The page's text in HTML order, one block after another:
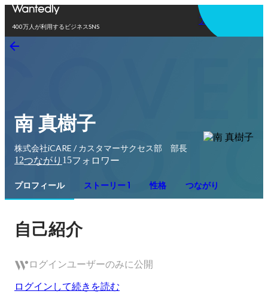
400万人が利用するビジネスSNS
アプリを使う
南 真樹子
株式会社iCARE / カスタマーサクセス部 部長
12つながり 15フォロワー
プロフィール ストーリー 1 性格 つながり
自己紹介
ログインユーザーのみに公開
ログインして続きを読む